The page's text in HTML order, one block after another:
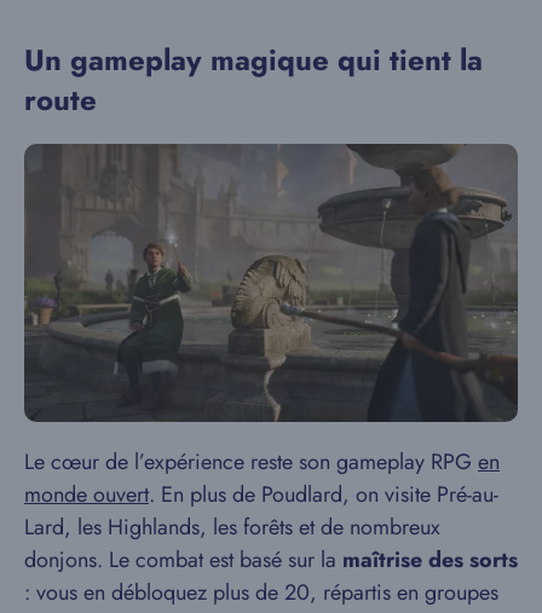
Un gameplay magique qui tient la
route
Le cœur de l’expérience reste son gameplay RPG en
monde ouvert. En plus de Poudlard, on visite Pré-au-
Lard, les Highlands, les forêts et de nombreux
donjons. Le combat est basé sur la maîtrise des sorts
: vous en débloquez plus de 20, répartis en groupes